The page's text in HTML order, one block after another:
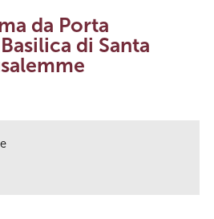
da Porta
di Santa